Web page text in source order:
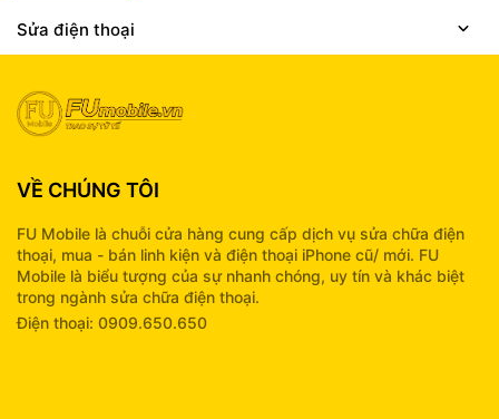
Sửa điện thoại
VỀ CHÚNG TÔI
FU Mobile là chuỗi cửa hàng cung cấp dịch vụ sửa chữa điện
thoại, mua - bán linh kiện và điện thoại iPhone cũ/ mới. FU
Mobile là biểu tượng của sự nhanh chóng, uy tín và khác biệt
trong ngành sửa chữa điện thoại.
Điện thoại: 0909.650.650